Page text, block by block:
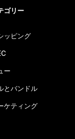
ゴリー
ッピング
ー
とバンドル
ケティング